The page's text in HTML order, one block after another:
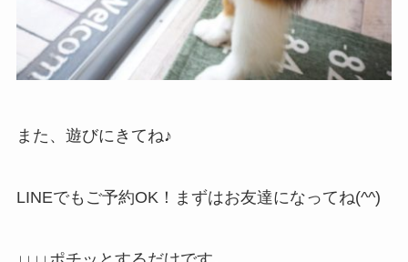
また、遊びにきてね♪
LINEでもご予約OK！まずはお友達になってね(^^)